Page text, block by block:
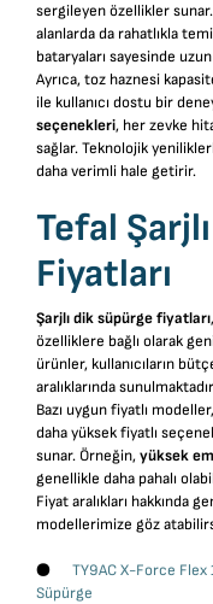
İnce tozların,
ve toz akarlarının
%99'unu yakalayan
motorun arkasına
yerleştirilmiş olan
gelişmiş bir filtreleme
salar
sergileyen özellikler sunar.
alanlarda da rahatlıkla
bataryaları sayesinde
Ayrıca, toz haznesi
ile kullanıcı dostu bir
seçenekleri, her zevke
sağlar. Teknolojik
daha verimli hale getirir.
Tefal
Fiyatları
Şarjlı dik süpürgefiyatları
özelliklere bağlı olarak
ürünler, kullanıcıların
aralıklarında
Bazı uygun fiyatlı
daha yüksek fiyatlı
sunar. Örneğin, yüksek
genellikle daha pahalı
Fiyat aralıkları hakkında
modellerimize göz
● TY9AC X-Force Flex
Süpürge